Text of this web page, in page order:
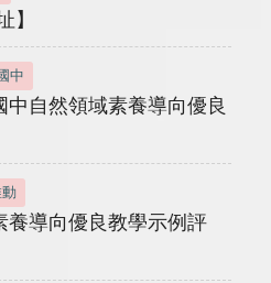
】
中
自然領域素養導向優良
養導向優良教學示例評